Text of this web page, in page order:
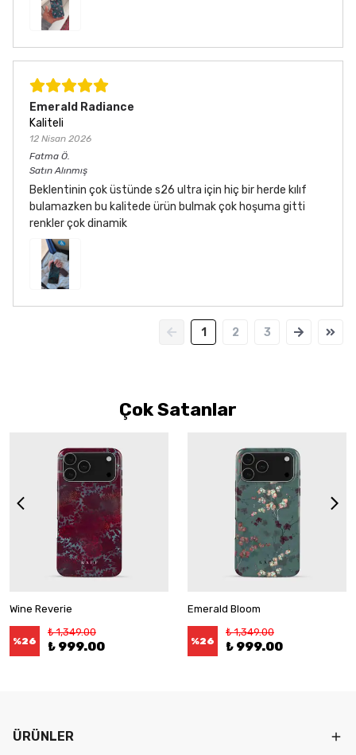
Emerald Radiance
Kaliteli
12 Nisan 2026
Fatma Ö.
Satın Alınmış
Beklentinin çok üstünde s26 ultra için hiç bir herde kılıf
bulamazken bu kalitede ürün bulmak çok hoşuma gitti
renkler çok dinamik
1 2 3
Çok Satanlar
Wine Reverie
%26
₺ 1,349.00
₺ 999.00
Emerald Bloom
%26
₺ 1,349.00
₺ 999.00
ÜRÜNLER